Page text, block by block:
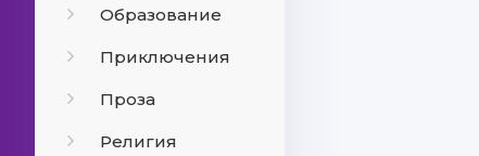
Образование
Приключения
Проза
Религия